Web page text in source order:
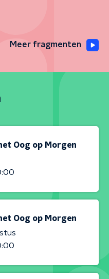
Meer fragmenten
Oog op Morgen
Oog op Morgen